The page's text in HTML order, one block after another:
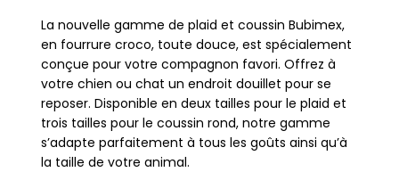
La nouvelle gamme de plaid et coussin Bubimex,
en fourrure croco, toute douce, est spécialement
conçue pour votre compagnon favori. Offrez à
votre chien ou chat un endroit douillet pour se
reposer. Disponible en deux tailles pour le plaid et
trois tailles pour le coussin rond, notre gamme
s’adapte parfaitement à tous les goûts ainsi qu’à
la taille de votre animal.